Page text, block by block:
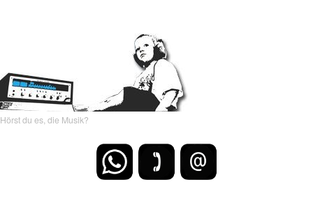
Hörst du es, die Musik?